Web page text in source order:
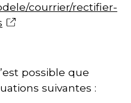
courrier/rectifier-
possible que
suivantes :